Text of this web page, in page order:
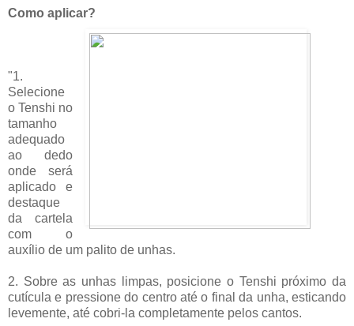
Como aplicar?
"1.
Selecione
o Tenshi no
tamanho
adequado
ao dedo
onde será
aplicado e
destaque
da cartela
com o
auxílio de um palito de unhas.
2. Sobre as unhas limpas, posicione o Tenshi próximo da
cutícula e pressione do centro até o final da unha, esticando
levemente, até cobri-la completamente pelos cantos.